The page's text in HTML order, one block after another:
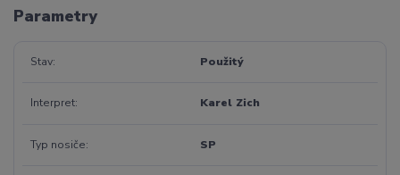
Parametry
Stav Použitý
Interpret Karel Zich
Typ nosiče SP